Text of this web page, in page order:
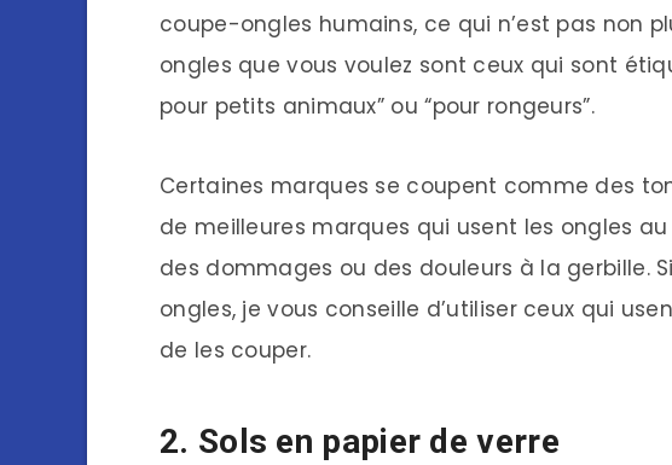
coupe-ongles humains, ce qui n’est pas non
ongles que vous voulez sont ceux qui sont
pour petits animaux” ou “pour rongeurs”.
Certaines marques se coupent comme des
de meilleures marques qui usent les ongles
des dommages ou des douleurs à la gerbille.
ongles, je vous conseille d’utiliser ceux qui
de les couper.
2. Sols en papier de verre